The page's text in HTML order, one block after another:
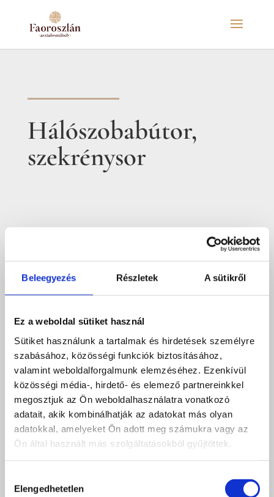
Beleegyezés Részletek A sütikről
Ez a weboldal sütiket használ
Sütiket használunk a tartalmak és hirdetések személyre
szabásához, közösségi funkciók biztosításához,
valamint weboldalforgalmunk elemzéséhez. Ezenkívül
közösségi média-, hirdető- és elemező partnereinkkel
megosztjuk az Ön weboldalhasználatra vonatkozó
adatait, akik kombinálhatják az adatokat más olyan
adatokkal, amelyeket Ön adott meg számukra vagy az
Ön által használt más szolgáltatásokból gyűjtöttek.
kiválasztása
Elengedhetetlen
Hálószobabútor,
szekrénysor